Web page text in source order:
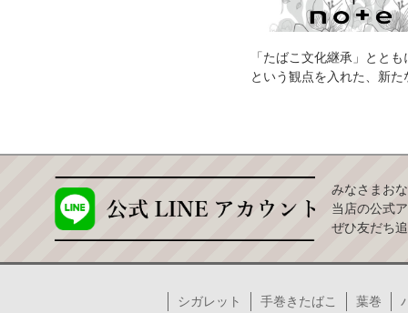
「たばこ文化継承」とと
という観点を入れた、新
みなさまお
当店の公式
ぜひ友だち
シガレット 手巻きたばこ 葉巻